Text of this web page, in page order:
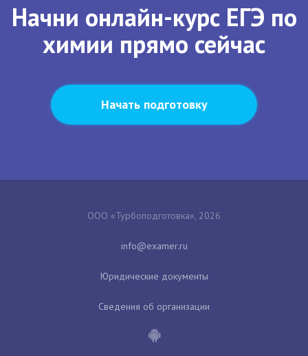
Начни онлайн-курс ЕГЭ по
химии прямо сейчас
Начать подготовку
ООО «Турбоподготовка», 2026
Юридические документы
Сведения об организации